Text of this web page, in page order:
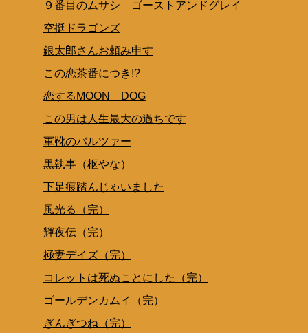
９番目のムサシ ゴーストアンドグレイ
空挺ドラゴンズ
銀太郎さんお頼み申す
この恋茶番につき!?
恋するMOON DOG
この男は人生最大の過ちです
軍靴のバルツァー
黒執事（枢やな）
下足痕踏んじゃいました
風光る（完）
輝夜伝（完）
極妻デイズ（完）
コレットは死ぬことにした（完）
ゴールデンカムイ（完）
ぎんぎつね（完）